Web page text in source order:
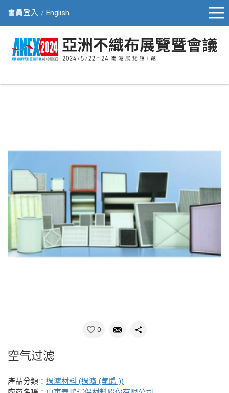
會員登入 English
0
空气过滤
產品分類： 過濾材料 (過濾 (氣體 ))